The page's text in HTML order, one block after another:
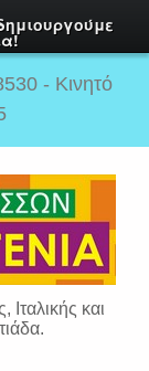
- Κινητό
και